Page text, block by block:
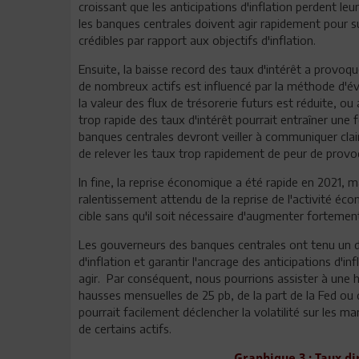
croissant que les anticipations d'inflation perdent
les banques centrales doivent agir rapidement pour
crédibles par rapport aux objectifs d'inflation.
Ensuite, la baisse record des taux d'intérêt a
de nombreux actifs est influencé par la méthode
la valeur des flux de trésorerie futurs est réduite, ou
trop rapide des taux d'intérêt pourrait entraîner une
banques centrales devront veiller à communiquer
de relever les taux trop rapidement de peur de
In fine, la reprise économique a été rapide en 2021,
ralentissement attendu de la reprise de l'activité
cible sans qu'il soit nécessaire d'augmenter
Les gouverneurs des banques centrales ont tenu
d'inflation et garantir l'ancrage des anticipations
agir. Par conséquent, nous pourrions assister à une
hausses mensuelles de 25 pb, de la part de la Fed
pourrait facilement déclencher la volatilité sur les
de certains actifs.